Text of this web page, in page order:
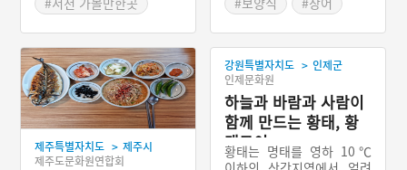
통되었다. 서천 전어구이는
충청남도 서해안 바다에서
잡은 싱싱한 전어를 바로 손
질하여 석쇠에 얹고 소금을
뿌려가며 구운 충청남도 서
천군의 향토음식이다. 예로
부터 충청남도 서천군 서면
홍원항은 서해안 전어의 산
지로서, 경상남도 사천시,
전라남도 광양시와 더불어
#서천 향토음식
#전라북도 별미
제주특별자치도 > 제주시
제주도문화원연합회
강원특별자치도 > 인제군
인제문화원
하늘과 바람과 사람이
함께 만드는 황태, 황
태구이
황태는 명태를 영하 10℃